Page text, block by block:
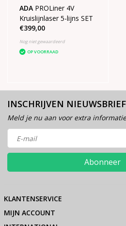
ADA PROLiner 4V
Kruislijnlaser 5-lijns SET
€399,00
Nog niet gewaardeerd
OP VOORRAAD
INSCHRIJVEN NIEUWSBRIEF
Meld je nu aan voor extra
Abonneer
KLANTENSERVICE
MIJN ACCOUNT